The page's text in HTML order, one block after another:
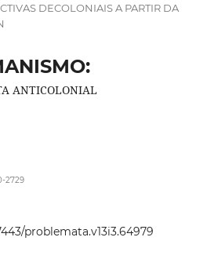
DECOLONIAIS A PARTIR DA
ANTICOLONIAL
2729
problemata.v13i3.64979